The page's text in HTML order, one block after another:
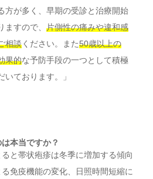
方が多く、早期の受診と治療開始
すので、 片側性の痛みや違和感
相談ください。また50歳以上の
果的な予防手段の一つとして積極
ております。」
本当ですか？
と帯状疱疹は冬季に増加する傾向
免疫機能の変化、日照時間短縮に